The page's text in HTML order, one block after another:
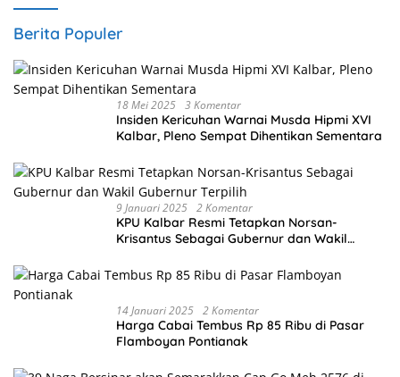
Berita Populer
18 Mei 2025 3 Komentar
Insiden Kericuhan Warnai Musda Hipmi XVI
Kalbar, Pleno Sempat Dihentikan Sementara
9 Januari 2025 2 Komentar
KPU Kalbar Resmi Tetapkan Norsan-
Krisantus Sebagai Gubernur dan Wakil
14 Januari 2025 2 Komentar
Harga Cabai Tembus Rp 85 Ribu di Pasar
Flamboyan Pontianak